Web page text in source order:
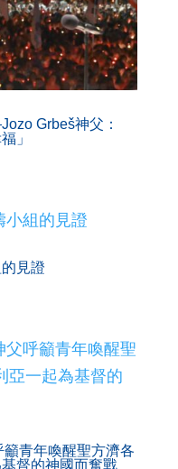
Grbeš神父：
」
見證
青年喚醒聖方濟各
督的神國而奮戰